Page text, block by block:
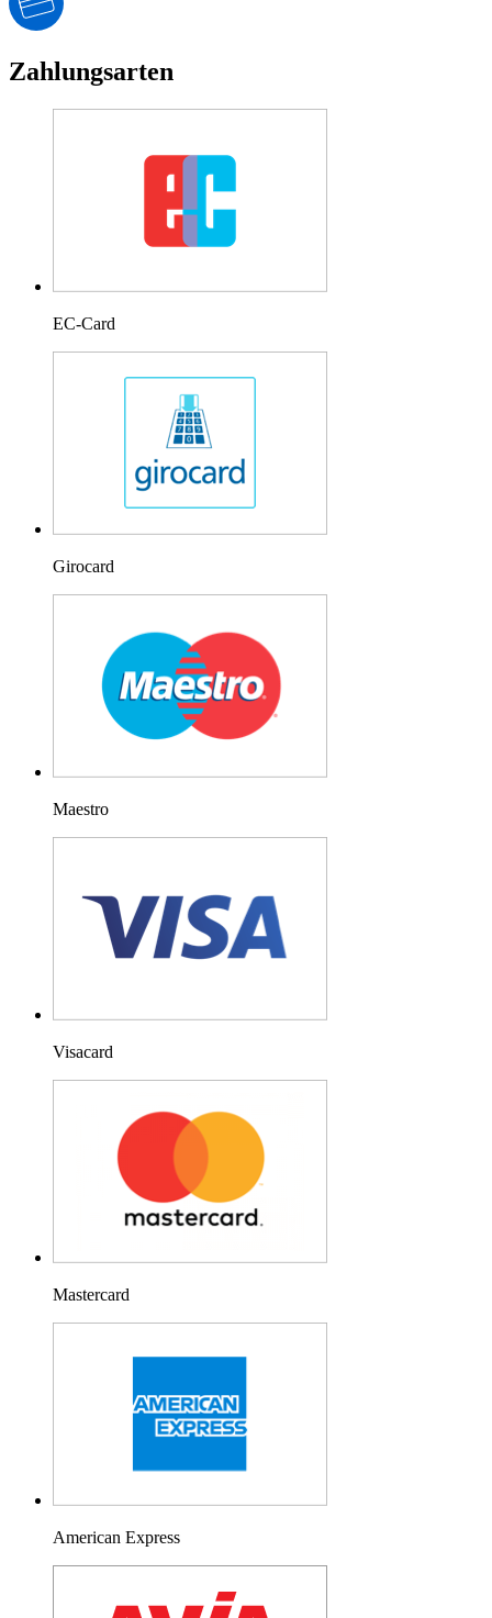
Zahlungsarten
EC-Card
Girocard
Maestro
Visacard
Mastercard
American Express